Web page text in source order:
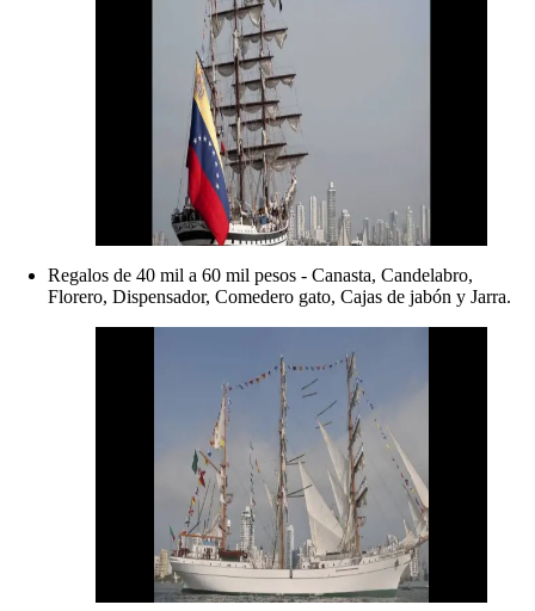
Regalos de 40 mil a 60 mil pesos - Canasta, Candelabro,
Florero, Dispensador, Comedero gato, Cajas de jabón y Jarra.